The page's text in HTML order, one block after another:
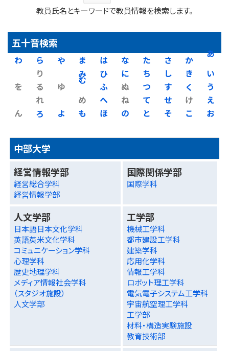
教員氏名とキーワードで教員情報を検索します。
五十音検索
あ
い
う
え
お
か
き
く
け
こ
さ
し
す
せ
そ
た
ち
つ
て
と
な
に
ぬ
ね
の
は
ひ
ふ
へ
ほ
ま
み
む
め
も
や
ゆ
よ
ら
り
る
れ
ろ
わ
を
ん
中部大学
経営情報学部
経営総合学科
経営情報学部
国際関係学部
国際学科
人文学部
日本語日本文化学科
英語英米文化学科
コミュニケーション学科
心理学科
歴史地理学科
メディア情報社会学科
（スタジオ施設）
人文学部
工学部
機械工学科
都市建設工学科
建築学科
応用化学科
情報工学科
ロボット理工学科
電気電子システム工学科
宇宙航空理工学科
工学部
材料・構造実験施設
教育技術部